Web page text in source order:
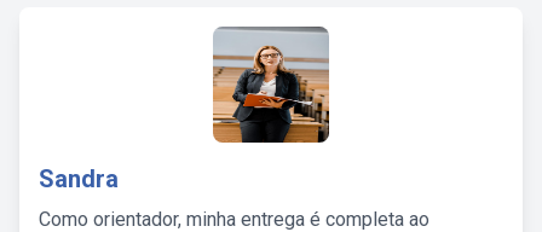
Sandra
Como orientador, minha entrega é completa ao